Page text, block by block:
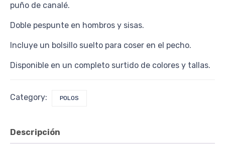
puño de canalé.
Doble pespunte en hombros y sisas.
Incluye un bolsillo suelto para coser en el pecho.
Disponible en un completo surtido de colores y tallas.
Category: POLOS
Descripción